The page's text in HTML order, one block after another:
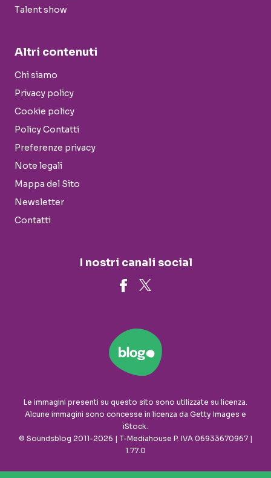
Talent show
Altri contenuti
Chi siamo
Privacy policy
Cookie policy
Policy Contatti
Preferenze privacy
Note legali
Mappa del Sito
Newsletter
Contatti
I nostri canali social
Le immagini presenti su questo sito sono utilizzate su licenza.
Alcune immagini sono concesse in licenza da Getty Images e
iStock.
© Soundsblog 2011-2026 | T-Mediahouse P. IVA 06933670967 |
1.77.0